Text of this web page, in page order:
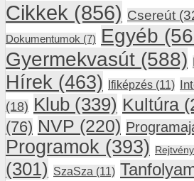
Cikkek (856) Csereút
Dokumentumok (7) Egyéb
Gyermekvasút (588)
Hírek (463) Ifiképzés (11)
(18) Klub (339) Kultúra
(76) NVP (220)
Programok (393)
(301) SzaSza (11)